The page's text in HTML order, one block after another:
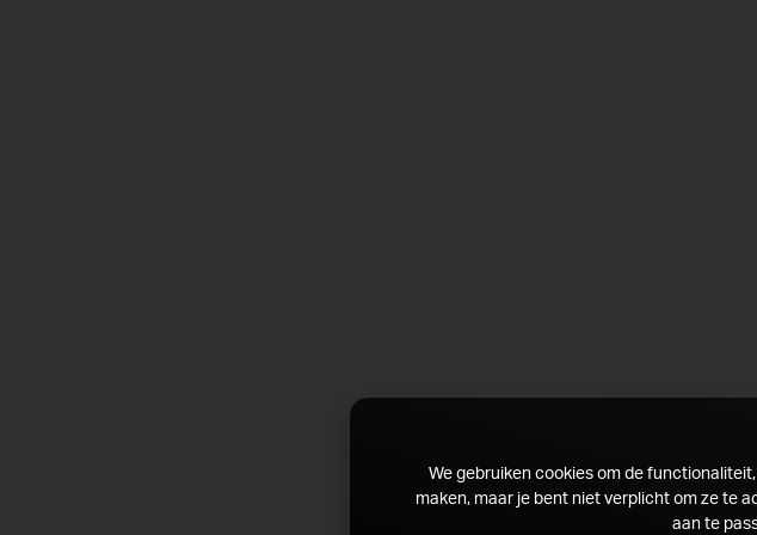
We gebruiken cookies om de
maken, maar je bent niet verplicht om ze te
aan te